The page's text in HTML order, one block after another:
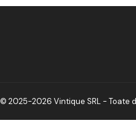
© 2025-2026 Vintique SRL - Toate